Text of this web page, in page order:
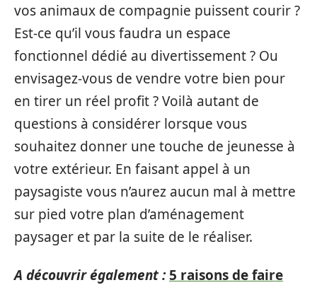
vos animaux de compagnie puissent courir ?
Est-ce qu’il vous faudra un espace
fonctionnel dédié au divertissement ? Ou
envisagez-vous de vendre votre bien pour
en tirer un réel profit ? Voilà autant de
questions à considérer lorsque vous
souhaitez donner une touche de jeunesse à
votre extérieur. En faisant appel à un
paysagiste vous n’aurez aucun mal à mettre
sur pied votre plan d’aménagement
paysager et par la suite de le réaliser.
A découvrir également : 5 raisons de faire